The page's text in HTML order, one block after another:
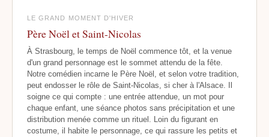
LE GRAND MOMENT D'HIVER
Père Noël et Saint-Nicolas
À Strasbourg, le temps de Noël commence tôt, et la venue
d'un grand personnage est le sommet attendu de la fête.
Notre comédien incarne le Père Noël, et selon votre tradition,
peut endosser le rôle de Saint-Nicolas, si cher à l'Alsace. Il
soigne ce qui compte : une entrée attendue, un mot pour
chaque enfant, une séance photos sans précipitation et une
distribution menée comme un rituel. Loin du figurant en
costume, il habite le personnage, ce qui rassure les petits et